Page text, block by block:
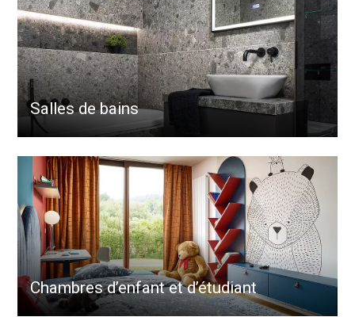
Salles de bains
Chambres d’enfant et d’étudiant